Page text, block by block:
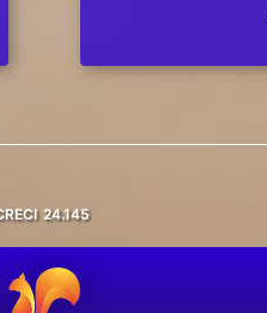
24.145